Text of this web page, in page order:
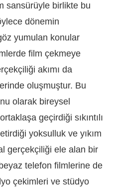
sansürüyle birlikte bu
dönemin
yumulan konular
film çekmeye
akımı da
oluşmuştur. Bu
olarak bireysel
geçirdiği sıkıntılı
yoksulluk ve yıkım
gerçekçiliği ele alan bir
telefon filmlerine de
çekimleri ve stüdyo